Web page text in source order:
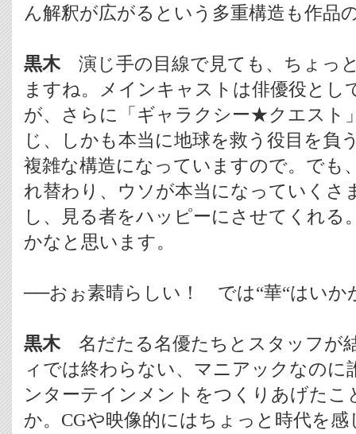
ん解釈が広がるという多重構造も作品
黒木演じ手の目線で見ても、ちょっ
ますね。メインキャストは俳優役とし
が、さらに「ギャラクシー★クエスト
じ、しかも本当に地球を救う役目を
複雑な構造になっていますので。でも
れ替わり、ウソが本当になっていくさ
し、見る者をハッピーにさせてくれる
かなと思います。
──おぉ素晴らしい！ では“華“はいか
黒木名だたる名優たちとスタッフが
ィでは終わらない、マニアックなのに
ンターテインメントをつくりあげたこ
か。CGや映像的にはちょっと時代を